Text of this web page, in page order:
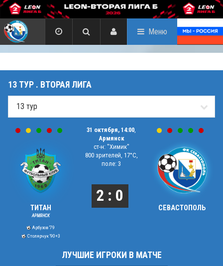
Меню
13 ТУР . ВТОРАЯ ЛИГА
ТИТАН
АРМЯНСК
Арбузов '79
Столярчук '90+3
31 октября, 14:00
Армянск
ст-н: "Химик"
800 зрителей, 17°C,
поле: 3
2 : 0
СЕВАСТОПОЛЬ
ЛУЧШИЕ ИГРОКИ В МАТЧЕ